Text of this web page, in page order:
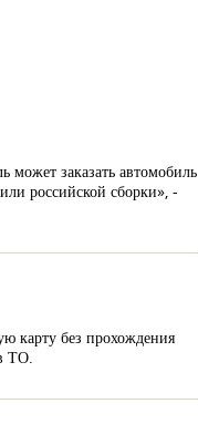
может заказать автомобиль
российской сборки», -
карту без прохождения
ТО.